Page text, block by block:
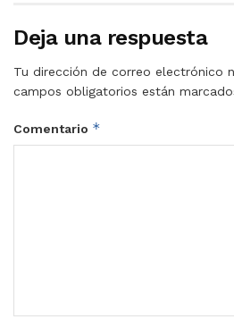
Deja una respuesta
Tu dirección de correo electrónico
campos obligatorios están
Comentario *